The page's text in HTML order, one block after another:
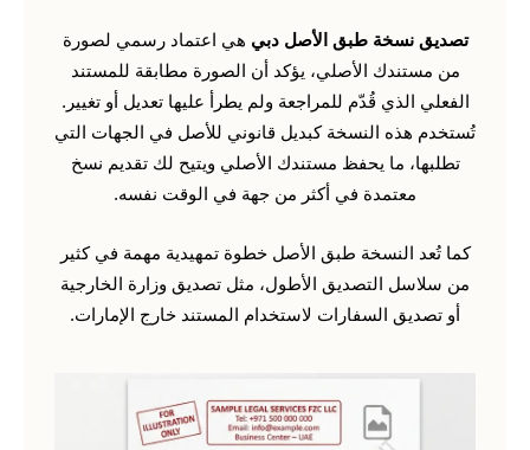
تصديق نسخة طبق الأصل دبي هي اعتماد رسمي لصورة
من مستندك الأصلي، يؤكد أن الصورة مطابقة للمستند
الفعلي الذي قُدّم للمراجعة ولم يطرأ عليها تعديل أو تغيير.
تُستخدم هذه النسخة كبديل قانوني للأصل في الجهات التي
تطلبها، ما يحفظ مستندك الأصلي ويتيح لك تقديم نسخ
معتمدة في أكثر من جهة في الوقت نفسه.
كما تُعد النسخة طبق الأصل خطوة تمهيدية مهمة في كثير
من سلاسل التصديق الأطول، مثل تصديق وزارة الخارجية
أو تصديق السفارات لاستخدام المستند خارج الإمارات.